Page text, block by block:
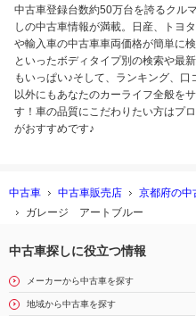
中古車登録台数約50万台を誇るクル
しの中古車情報が満載。日産、トヨ
や輸入車の中古車車両価格が簡単に
といったボディタイプ別の検索や最
もいっぱい♪そして、ランキング、
以外にもあなたのカーライフ全般を
す！車の品質にこだわりたい方はプ
がおすすめです♪
中古車 中古車販売店 京都府の中
ガレージ アートブルー
中古車探しに役立つ情報
メーカーから中古車を探す
地域から中古車を探す